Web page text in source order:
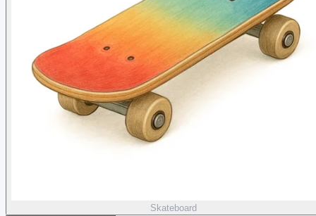
Skateboard